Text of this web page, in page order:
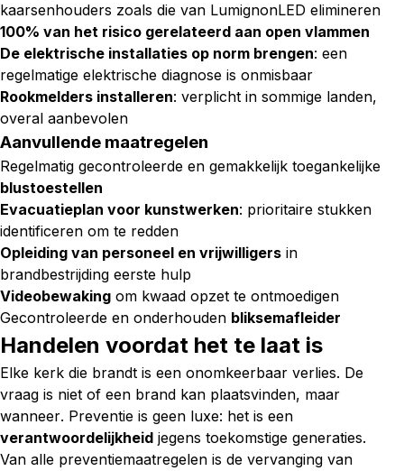
kaarsenhouders zoals die van LumignonLED elimineren
100% van het risico gerelateerd aan open vlammen
De elektrische installaties op norm brengen: een
regelmatige elektrische diagnose is onmisbaar
Rookmelders installeren: verplicht in sommige landen,
overal aanbevolen
Aanvullende maatregelen
Regelmatig gecontroleerde en gemakkelijk toegankelijke
blustoestellen
Evacuatieplan voor kunstwerken: prioritaire stukken
identificeren om te redden
Opleiding van personeel en vrijwilligers in
brandbestrijding eerste hulp
Videobewaking om kwaad opzet te ontmoedigen
Gecontroleerde en onderhouden bliksemafleider
Handelen voordat het te laat is
Elke kerk die brandt is een onomkeerbaar verlies. De
vraag is niet of een brand kan plaatsvinden, maar
wanneer. Preventie is geen luxe: het is een
verantwoordelijkheid jegens toekomstige generaties.
Van alle preventiemaatregelen is de vervanging van